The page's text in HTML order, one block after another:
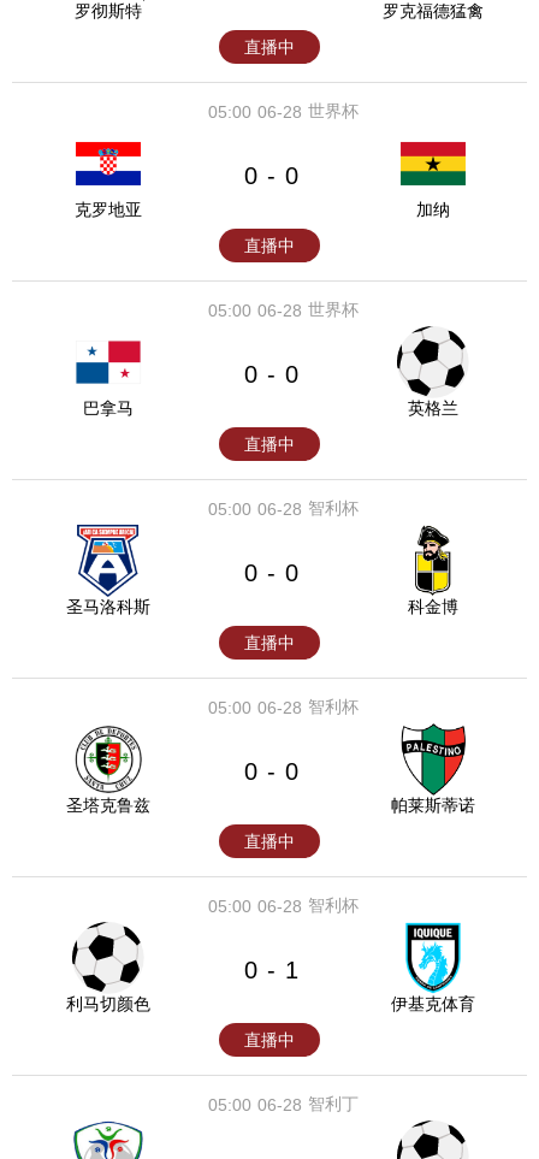
罗彻斯特
罗克福德猛禽
直播中
06-28
05:00 世界杯
克罗地亚
0 - 0
加纳
直播中
06-28
05:00 世界杯
巴拿马
0 - 0
英格兰
直播中
06-28
05:00 智利杯
圣马洛科斯
0 - 0
科金博
直播中
06-28
05:00 智利杯
圣塔克鲁兹
0 - 0
帕莱斯蒂诺
直播中
06-28
05:00 智利杯
利马切颜色
0 - 1
伊基克体育
直播中
06-28
05:00 智利丁